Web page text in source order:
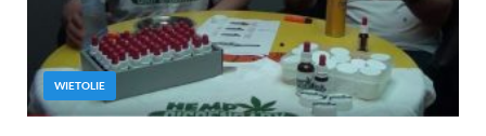
WIETOLIE